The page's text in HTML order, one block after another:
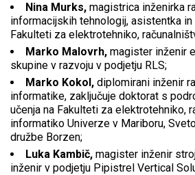
Nina Murks, magistrica inženirka
informacijskih tehnologij, asistentka
Fakulteti za elektrotehniko,
Marko Malovrh, magister inženir
skupine v razvoju v podjetju RLS;
Marko Kokol, diplomirani inženir
informatike, zaključuje doktorat s
učenja na Fakulteti za elektrotehniko,
informatiko Univerze v Mariboru,
družbe Borzen;
Luka Kambič, magister inženir
inženir v podjetju Pipistrel Vertical